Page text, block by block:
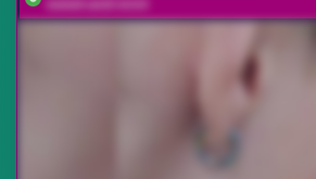
sweet-and-mint